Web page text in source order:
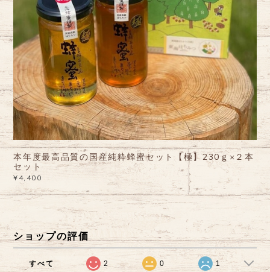
本年度最高品質の国産純粋蜂蜜セット【極】230ｇ×２本
セット
¥4,400
ショップの評価
すべて 2 0 1